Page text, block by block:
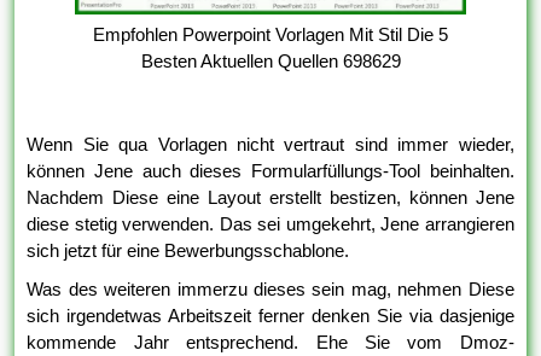
Empfohlen Powerpoint Vorlagen Mit Stil Die 5
Besten Aktuellen Quellen 698629
Wenn Sie qua Vorlagen nicht vertraut sind immer wieder,
können Jene auch dieses Formularfüllungs-Tool beinhalten.
Nachdem Diese eine Layout erstellt bestizen, können Jene
diese stetig verwenden. Das sei umgekehrt, Jene arrangieren
sich jetzt für eine Bewerbungsschablone.
Was des weiteren immerzu dieses sein mag, nehmen Diese
sich irgendetwas Arbeitszeit ferner denken Sie via dasjenige
kommende Jahr entsprechend. Ehe Sie vom Dmoz-